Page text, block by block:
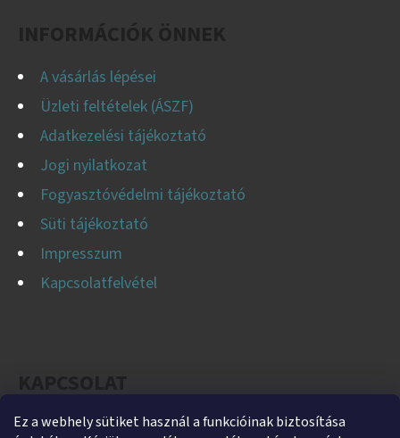
Ez a webhely sütiket használ a funkcióinak biztosítása
A vásárlás lépései
Üzleti feltételek (ÁSZF)
Adatkezelési tájékoztató
Jogi nyilatkozat
Fogyasztóvédelmi tájékoztató
Süti tájékoztató
Impresszum
Kapcsolatfelvétel
helti@helti.hu